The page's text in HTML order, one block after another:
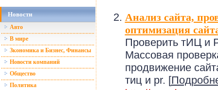
Новости
Авто
В мире
Зкономика и Бизнес, Финансы
Новости компаний
Общество
Политика
Анализ сайта,
оптимизация
Проверить тИЦ и
Массовая
продвижение
тиц и pr. [